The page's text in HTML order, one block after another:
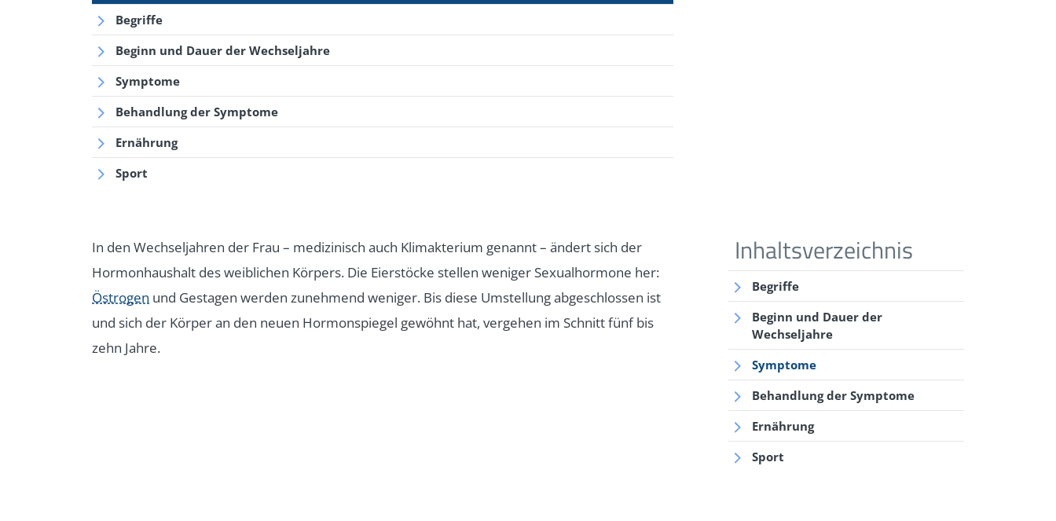
Begriffe
Beginn und Dauer der Wechseljahre
Symptome
Behandlung der Symptome
Ernährung
Sport
In den Wechseljahren der Frau – medizinisch auch Klimakterium genannt – ändert sich der
Hormonhaushalt des weiblichen Körpers. Die Eierstöcke stellen weniger Sexualhormone her:
Östrogen und Gestagen werden zunehmend weniger. Bis diese Umstellung abgeschlossen ist
und sich der Körper an den neuen Hormonspiegel gewöhnt hat, vergehen im Schnitt fünf bis
zehn Jahre.
Begriffe
Beginn und Dauer der
Wechseljahre
Symptome
Behandlung der Symptome
Ernährung
Sport